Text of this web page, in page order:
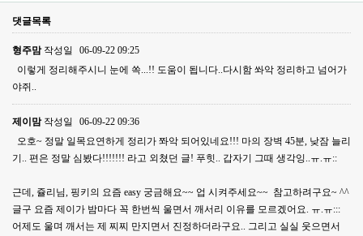
댓글목록
형주맘 작성일
06-09-22 09:25
이렇게 정리해주시니 눈에 쏙...!! 도움이 됩니다..다시함 쏴악 정리하고 넘어가
야쥐..
제이맘 작성일
06-09-22 09:36
오호~ 정말 일목요연하게 정리가 쫘악 되어있네요!!! 마의 장벽 45분, 낮잠 늘리
기.. 편은 정말 심봤다!!!!!!! 라고 외쳤던 글! 푸힛.. 갑자기 그때 생각잉..ㅠ.ㅠ::
근데, 쥴리님, 핑키의 요즘 easy 궁금해요~~ 업 시켜주세요~~ 참고하려구요~ ^^
글구 요즘 제이가 밤마다 꼭 한번씩 울면서 깨서리 이유를 모르겠어요. ㅠ.ㅠ:::
어제도 울며 깨서는 제 찌찌 만지면서 진정하더라구요.. 그리고 실실 웃으면서